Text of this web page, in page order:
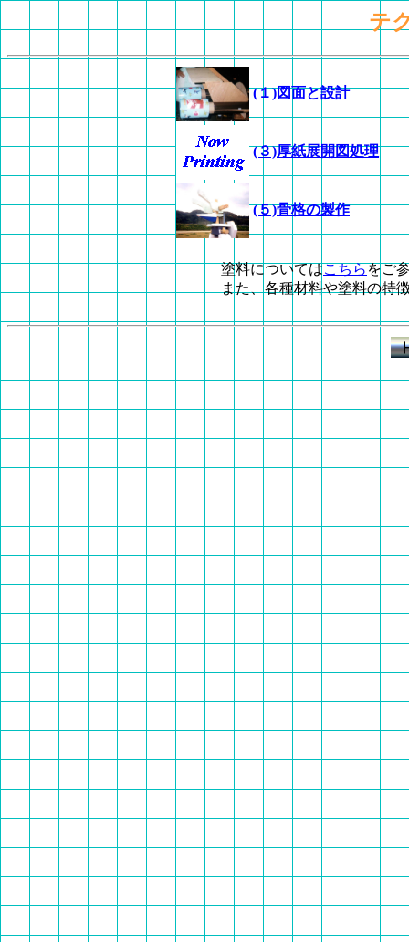
テ
(１)図面と設計
(３)厚紙展開図処理
(５)骨格の製作
塗料についてはこちらをご
また、各種材料や塗料の特